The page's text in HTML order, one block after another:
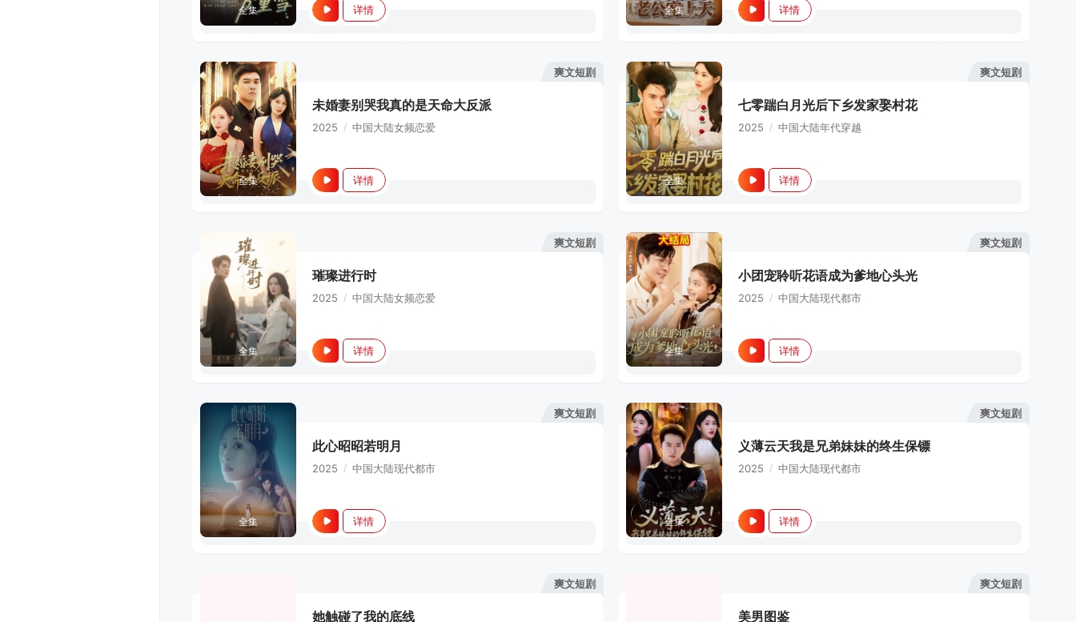
全集 详情 全集 详情
爽文短剧
全集
未婚妻别哭我真的是天命大反派
2025 / 中国大陆女频恋爱
详情
爽文短剧
全集
七零踹白月光后下乡发家娶村花
2025 / 中国大陆年代穿越
详情
爽文短剧
全集
璀璨进行时
2025 / 中国大陆女频恋爱
详情
爽文短剧
全集
小团宠聆听花语成为爹地心头光
2025 / 中国大陆现代都市
详情
爽文短剧
全集
此心昭昭若明月
2025 / 中国大陆现代都市
详情
爽文短剧
全集
义薄云天我是兄弟妹妹的终生保镖
2025 / 中国大陆现代都市
详情
爽文短剧
她触碰了我的底线
爽文短剧
美男图鉴